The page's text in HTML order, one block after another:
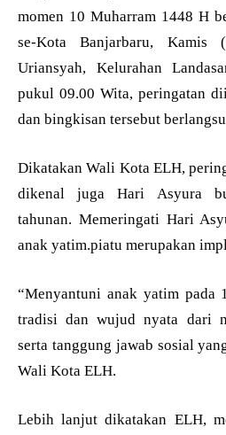
momen 10 Muharram 1448 H
se-Kota Banjarbaru, Kamis
Uriansyah, Kelurahan
pukul 09.00 Wita, peringatan
dan bingkisan tersebut
Dikatakan Wali Kota ELH,
dikenal juga Hari Asyura
tahunan. Memeringati Hari
anak yatim.piatu merupakan
“Menyantuni anak yatim pada
tradisi dan wujud nyata dari
serta tanggung jawab sosial
Wali Kota ELH.
Lebih lanjut dikatakan ELH,